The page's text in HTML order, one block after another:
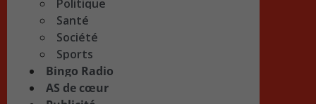
Politique
Santé
Société
Sports
Bingo Radio
AS de cœur